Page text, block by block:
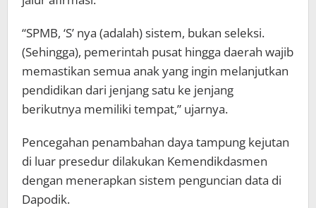
“SPMB, ‘S’ nya (adalah) sistem, bukan seleksi.
(Sehingga), pemerintah pusat hingga daerah wajib
memastikan semua anak yang ingin melanjutkan
pendidikan dari jenjang satu ke jenjang
berikutnya memiliki tempat,” ujarnya.
Pencegahan penambahan daya tampung kejutan
di luar presedur dilakukan Kemendikdasmen
dengan menerapkan sistem penguncian data di
Dapodik.